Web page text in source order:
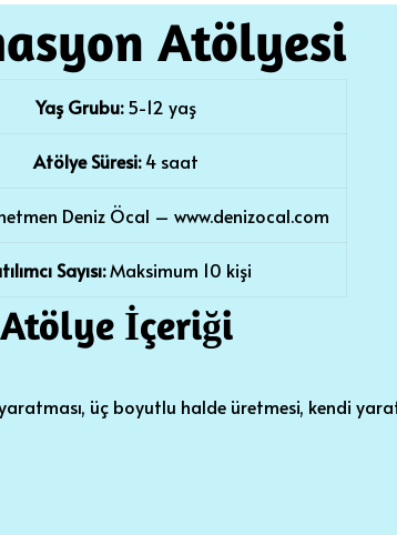
Atölyesi
Yaş Grubu:5-12 yaş
Atölye Süresi:4 saat
Deniz Öcal – www.denizocal.com
Sayısı:Maksimum 10 kişi
Atölye İçeriği
üç boyutlu halde üretmesi, kendi